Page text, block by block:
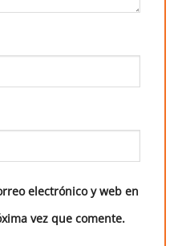
electrónico y web en
vez que comente.